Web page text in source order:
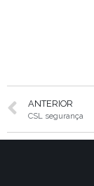
ANTERIOR
CSL segurança